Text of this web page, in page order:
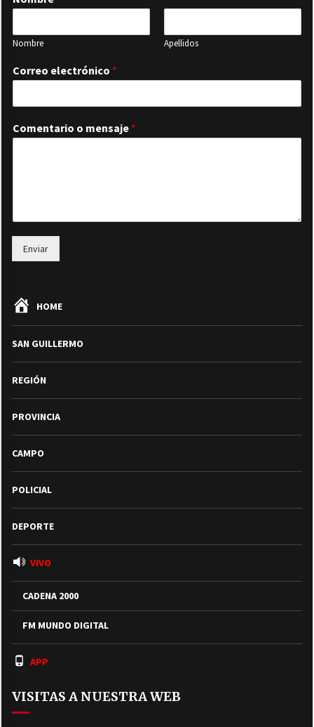
Nombre Apellidos
Correo electrónico *
Comentario o mensaje *
Enviar
HOME
SAN GUILLERMO
REGIÓN
PROVINCIA
CAMPO
POLICIAL
DEPORTE
VIVO
CADENA 2000
FM MUNDO DIGITAL
APP
VISITAS A NUESTRA WEB